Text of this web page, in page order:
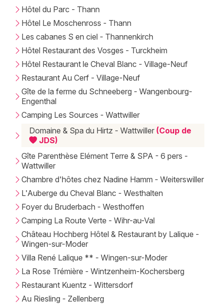
Hôtel du Parc - Thann
Hôtel Le Moschenross - Thann
Les cabanes S en ciel - Thannenkirch
Hôtel Restaurant des Vosges - Turckheim
Hôtel Restaurant le Cheval Blanc - Village-Neuf
Restaurant Au Cerf - Village-Neuf
Gîte de la ferme du Schneeberg - Wangenbourg-
Engenthal
Camping Les Sources - Wattwiller
Domaine & Spa du Hirtz - Wattwiller (Coup de
JDS)
Gîte Parenthèse Elément Terre & SPA - 6 pers -
Wattwiller
Chambre d'hôtes chez Nadine Hamm - Weiterswiller
L'Auberge du Cheval Blanc - Westhalten
Foyer du Bruderbach - Westhoffen
Camping La Route Verte - Wihr-au-Val
Château Hochberg Hôtel & Restaurant by Lalique -
Wingen-sur-Moder
Villa René Lalique ** - Wingen-sur-Moder
La Rose Trémière - Wintzenheim-Kochersberg
Restaurant Kuentz - Wittersdorf
Au Riesling - Zellenberg